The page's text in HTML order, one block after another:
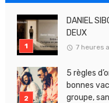
DANIEL
DEUX
7 heures
5 règles
bonnes
groupe,